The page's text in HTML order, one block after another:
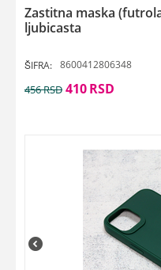
Zastitna maska
ljubicasta
ŠIFRA: 8600412806348
456RSD 410RSD